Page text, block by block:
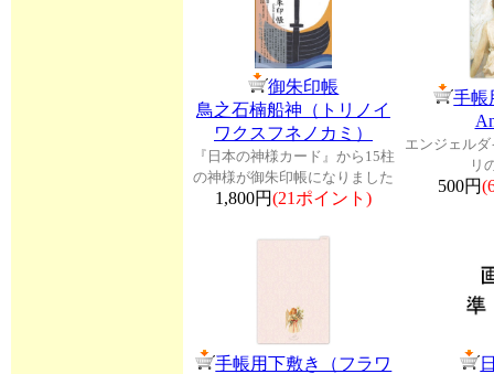
御朱印帳
鳥之石楠船神（トリノイ
ワクスフネノカミ）
『日本の神様カード』から15柱
の神様が御朱印帳になりました
1,800円(21ポイント)
手帳
エンジェル
リ
500円
手帳用下敷き（フラワ